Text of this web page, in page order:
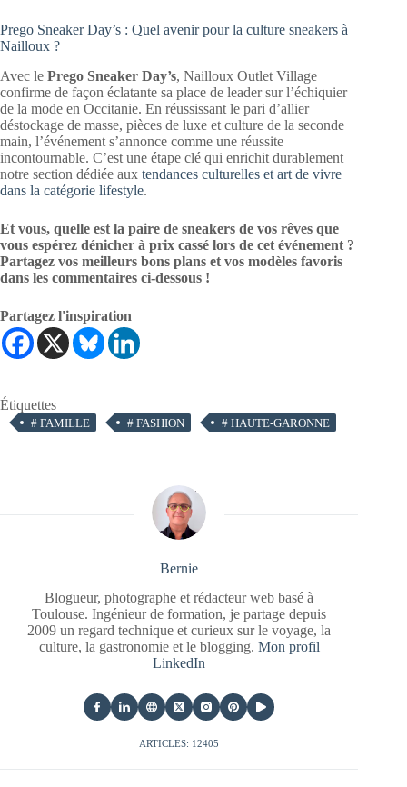
Prego Sneaker Day’s : Quel avenir pour la culture sneakers à
Nailloux ?
Avec le Prego Sneaker Day’s, Nailloux Outlet Village
confirme de façon éclatante sa place de leader sur l’échiquier
de la mode en Occitanie. En réussissant le pari d’allier
déstockage de masse, pièces de luxe et culture de la seconde
main, l’événement s’annonce comme une réussite
incontournable. C’est une étape clé qui enrichit durablement
notre section dédiée aux tendances culturelles et art de vivre
dans la catégorie lifestyle.
Et vous, quelle est la paire de sneakers de vos rêves que
vous espérez dénicher à prix cassé lors de cet événement ?
Partagez vos meilleurs bons plans et vos modèles favoris
dans les commentaires ci-dessous !
Partagez l'inspiration
Étiquettes
# FAMILLE # FASHION # HAUTE-GARONNE
Bernie
Blogueur, photographe et rédacteur web basé à
Toulouse. Ingénieur de formation, je partage depuis
2009 un regard technique et curieux sur le voyage, la
culture, la gastronomie et le blogging. Mon profil
LinkedIn
ARTICLES: 12405